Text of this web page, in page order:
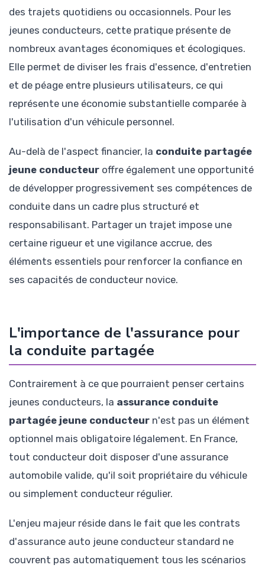
des trajets quotidiens ou occasionnels. Pour les
jeunes conducteurs, cette pratique présente de
nombreux avantages économiques et écologiques.
Elle permet de diviser les frais d'essence, d'entretien
et de péage entre plusieurs utilisateurs, ce qui
représente une économie substantielle comparée à
l'utilisation d'un véhicule personnel.
Au-delà de l'aspect financier, la conduite partagée
jeune conducteur offre également une opportunité
de développer progressivement ses compétences de
conduite dans un cadre plus structuré et
responsabilisant. Partager un trajet impose une
certaine rigueur et une vigilance accrue, des
éléments essentiels pour renforcer la confiance en
ses capacités de conducteur novice.
L'importance de l'assurance pour
la conduite partagée
Contrairement à ce que pourraient penser certains
jeunes conducteurs, la assurance conduite
partagée jeune conducteur n'est pas un élément
optionnel mais obligatoire légalement. En France,
tout conducteur doit disposer d'une assurance
automobile valide, qu'il soit propriétaire du véhicule
ou simplement conducteur régulier.
L'enjeu majeur réside dans le fait que les contrats
d'assurance auto jeune conducteur standard ne
couvrent pas automatiquement tous les scénarios